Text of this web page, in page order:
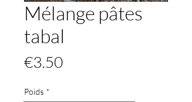
Mélange pâtes
tabal
€3.50Price
Poids *